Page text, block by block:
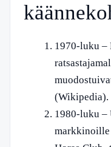
1970-luku –
(Wikipedia).
1980-luku –
markkinoille